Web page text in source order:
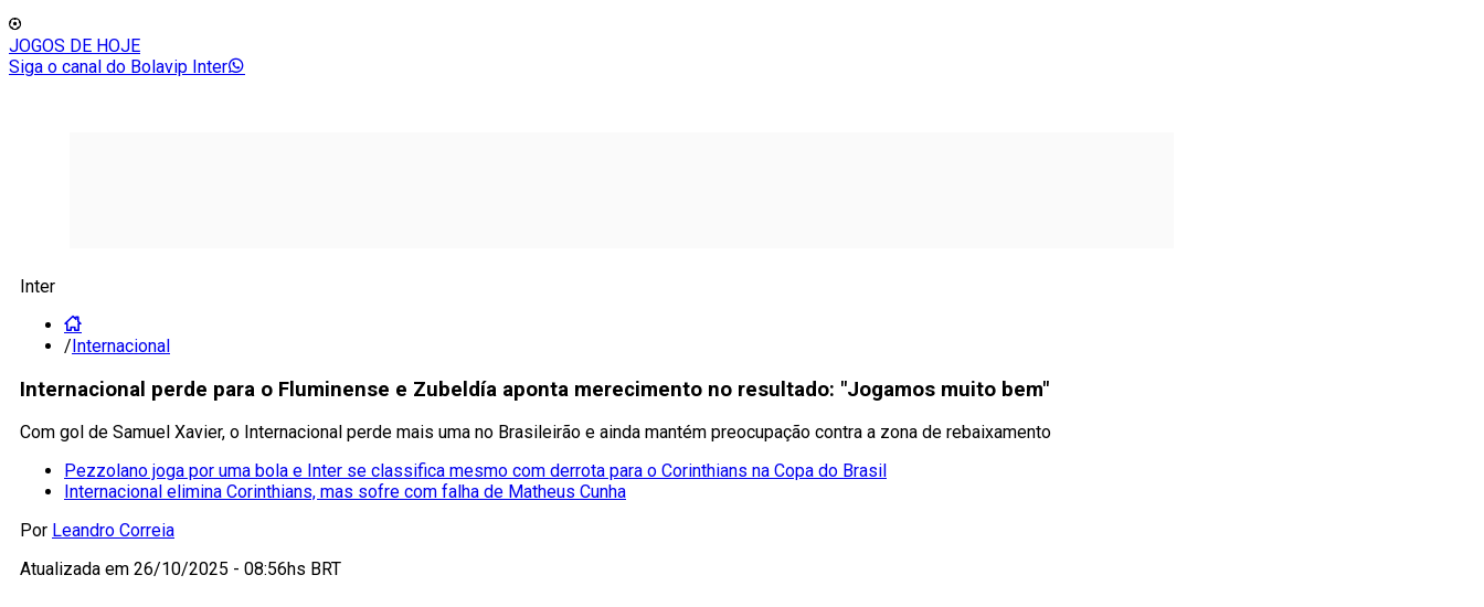
JOGOS DE HOJE
Siga o canal do Bolavip Inter
Inter
/Internacional
Internacional perde para o Fluminense e Zubeldía aponta merecimento no resultado: "Jogamos muito bem"
Com gol de Samuel Xavier, o Internacional perde mais uma no Brasileirão e ainda mantém preocupação contra a zona de rebaixamento
Pezzolano joga por uma bola e Inter se classifica mesmo com derrota para o Corinthians na Copa do Brasil
Internacional elimina Corinthians, mas sofre com falha de Matheus Cunha
Por Leandro Correia
Atualizada em 26/10/2025 - 08:56hs BRT